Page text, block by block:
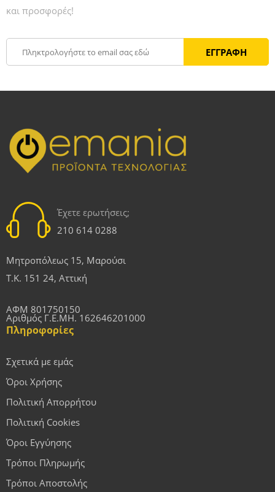
και προσφορές!
Έχετε ερωτήσεις;
210 614 0288
Μητροπόλεως 15, Μαρούσι
Τ.Κ. 151 24, Αττική
ΑΦΜ 801750150
Αριθμός Γ.Ε.ΜΗ. 162646201000
Πληροφορίες
Σχετικά με εμάς
Όροι Χρήσης
Πολιτική Απορρήτου
Πολιτική Cookies
Όροι Εγγύησης
Τρόποι Πληρωμής
Τρόποι Αποστολής